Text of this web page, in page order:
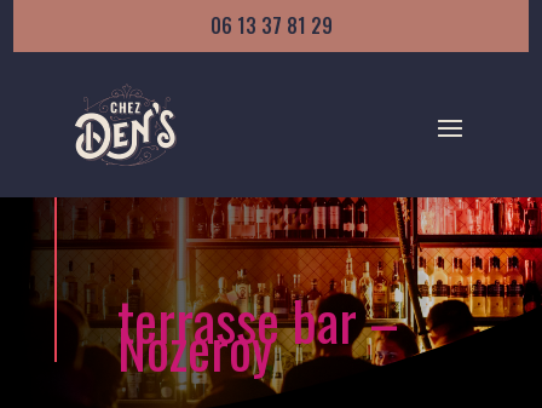
06 13 37 81 29
terrasse bar –
Nozeroy